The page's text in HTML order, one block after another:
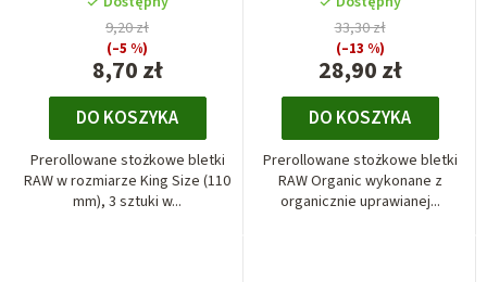
8,70 zł
9,20 zł
(–5 %)
DO KOSZYKA
Prerollowane stożkowe bletki
RAW w rozmiarze King Size (110
mm), 3 sztuki w...
28,90 zł
33,30 zł
(–13 %)
DO KOSZYKA
Prerollowane stożkowe bletki
RAW Organic wykonane z
organicznie uprawianej...